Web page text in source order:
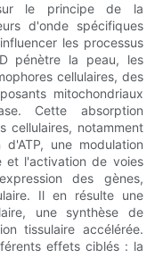
le principe de la
d'onde spécifiques
les processus
pénètre la peau, les
cellulaires, des
mitochondriaux
Cette absorption
cellulaires, notamment
une modulation
et l'activation de voies
des gènes,
Il en résulte une
une synthèse de
tissulaire accélérée.
effets ciblés : la